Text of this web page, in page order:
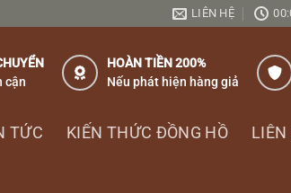
LIÊN HỆ
cận
HOÀN TIỀN 200%
Nếu phát hiện hàng giả
TỨC KIẾN THỨC ĐỒNG HỒ LIÊN